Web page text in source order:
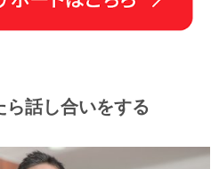
話し合いをする